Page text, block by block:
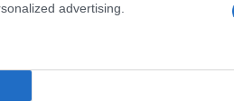
advertising.